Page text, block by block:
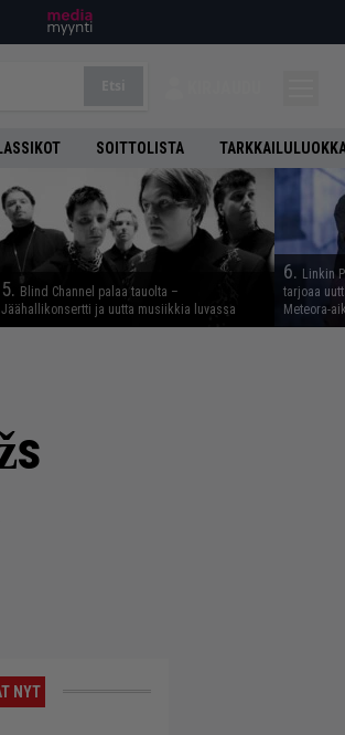
SOITTOLISTA
5. Blind Channel palaa tauolta –
Jäähallikonsertti ja uutta musiikkia luvassa
6. Linkin
tarjoaa
Meteora-
NYT